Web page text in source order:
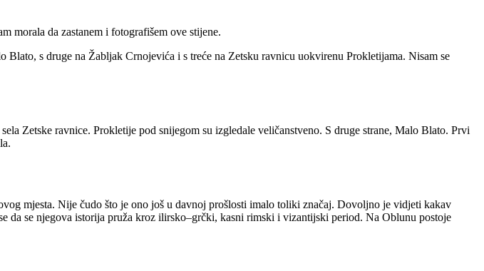
morala da zastanem i fotografišem ove stijene.
s druge na Žabljak Crnojevića i s treće na Zetsku ravnicu uokvirenu Prokletijama. Nisam se
Zetske ravnice. Prokletije pod snijegom su izgledale veličanstveno. S druge strane, Malo Blato. Prvi
mjesta. Nije čudo što je ono još u davnoj prošlosti imalo toliki značaj. Dovoljno je vidjeti kakav
da se njegova istorija pruža kroz ilirsko–grčki, kasni rimski i vizantijski period. Na Oblunu postoje